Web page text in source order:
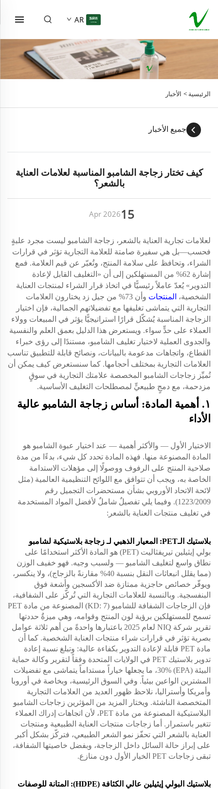
AR
الرئيسية > الأخبار
جميع الأخبار
كيف تختار زجاجة الشامبو المناسبة لعلامات العناية
بالشعر؟
15
Apr 2026
لعلامات تجارية العناية بالشعر، زجاجة الشامبو ليست مجرد علبةٍ
فحسب—بل هي سفيرة صامتة للعلامة التجارية تؤثر في قرارات
الشراء، وتحافظ على سلامة المنتج، وتُعبّر عن قيم العلامة. فمع
إشارة 62% من المستهلكين إلى أن «التغليف القابل لإعادة
التدوير» يُعدّ عاملاً رئيسيًّا في اتخاذ قرار الشراء لمنتجات العناية
الشخصية، المنتجات
وأن 73% من جيل زد يختارون العلامات
التجارية التي يتماشى تغليفها مع تفضيلاتهم الجمالية، فإن اختيار
الزجاجة المناسبة يُشكّل قرارًا استراتيجيًّا يؤثر في المبيعات وولاء
العملاء على حدٍّ سواء. ويستعرض هذا الدليل بعمق العلم والنفسية
والجدوى العملية لاختيار تغليف الشامبو، مستندًا إلى رؤى خبراء
القطاع، واتجاهات مدعومة بالبيانات، ونصائح قابلة للتطبيق تناسب
العلامات التجارية بمختلف أحجامها. كما سنستعرض كيف يمكن أن
تُميِّز زجاجات الشامبو المخصصة علامتك التجارية في سوقٍ
مزدحمة، مع دمجٍ طبيعيٍّ لمصطلحات التغليف الأساسية.
١. أهمية المادة: أساس زجاجة الشامبو عالية
الأداء
الاختيار الأول — والأكثر أهمية — عند اختيار عبوة الشامبو هو
المادة المصنوعة منها. فهذه المادة تحدد كل شيء، بدءًا من مدة
صلاحية المنتج على الرفوف ووصولًا إلى مؤهلات الاستدامة
الخاصة به، ويجب أن تتوافق مع اللوائح التنظيمية العالمية (مثل
لائحة الاتحاد الأوروبي بشأن مستحضرات التجميل رقم
1223/2009). وفيما يلي تفصيلٌ شاملٌ لأفضل المواد المستخدمة
في تغليف منتجات العناية بالشعر:
بلاستيك الـPET: المعيار الذهبي لـ
زجاجة بلاستيكية لشامبو
بولي إيثيلين تيريفثاليت (PET) هو المادة الأكثر استخدامًا على
نطاق واسع لتغليف الشامبو — ولسبب وجيه. فهو خفيف الوزن
(مما يقلل انبعاثات النقل بنسبة 40% مقارنةً بالزجاج)، ولا ينكسر،
ويوفّر خصائص حاجزية ممتازة ضد الأكسجين وأشعة فوق
البنفسجية. وبالنسبة للعلامات التجارية التي تُركّز على الشفافية،
فإن الزجاجات الشفافة للشامبو (KD: 7) المصنوعة من مادة PET
تسمح للمستهلكين برؤية لون المنتج وقوامه، وهي ميزةٌ حددتها
تقرير شركة NIQ لعام 2025 باعتبارها واحدةً من أهم ثلاثة عوامل
بصرية تؤثر في قرارات شراء منتجات العناية الشخصية. كما أن
مادة PET قابلة لإعادة التدوير بكفاءة عالية: وتبلغ نسبة إعادة
تدوير بلاستيك PET في الولايات المتحدة وفقاً لتقرير وكالة حماية
البيئة (EPA) 30%، ما يجعلها خياراً مستداماً يتماشى مع تفضيلات
المشترين الواعين بيئياً. وفي السوق الرئيسية، وبخاصة في أوروبا
وأمريكا وأستراليا، نلاحظ ظهور العديد من العلامات التجارية
المتخصصة الناشئة. ويختار المزيد من المؤثرين زجاجات الشامبو
البلاستيكية المصنوعة من مادة PET، لأن اتجاهات إدراك العملاء
تتغير باستمرار. أما زجاجات منتجات العناية الطبيعية ومنتجات
العناية بالشعر التي تحفّز نمو الشعر الطبيعي، فتركّز بشكل أكبر
على إبراز حالة السائل داخل الزجاجة، وبفضل خاصيتها الشفافة،
تبقى زجاجات PET الخيار الأول دون منازع.
بلاستيك البولي إيثيلين عالي الكثافة (HDPE): المتانة للوصفات